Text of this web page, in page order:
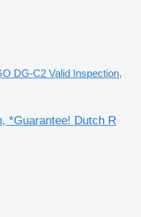
DG-C2 Valid Inspection,
*Guarantee! Dutch R